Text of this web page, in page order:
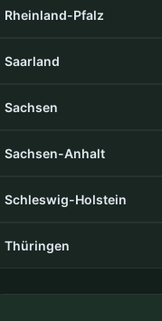
Rheinland-Pfalz
Saarland
Sachsen
Sachsen-Anhalt
Schleswig-Holstein
Thüringen